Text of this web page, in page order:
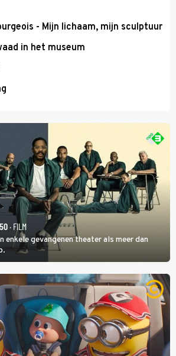
- Mijn lichaam, mijn sculptuur
in het museum
· FILM
enkele gevangenen theater als meer dan